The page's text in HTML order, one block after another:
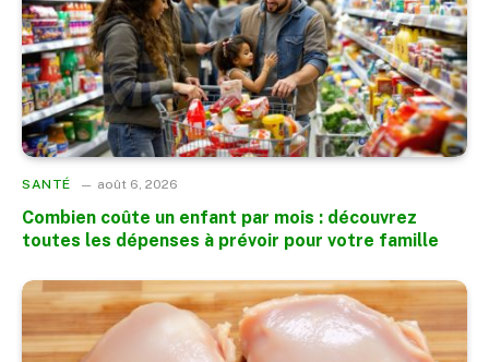
SANTÉ août 6, 2026
Combien coûte un enfant par mois : découvrez
toutes les dépenses à prévoir pour votre famille